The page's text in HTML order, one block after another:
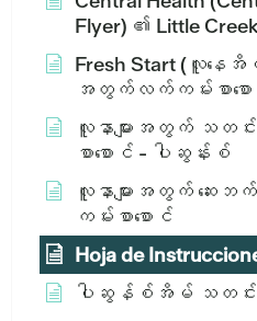
Flyer) ၏ Little
Fresh Start (လူနေ
အတွက်လက်ကမ်းစာစေ
လူနာများအတွက် သ
စာစောင် - ပါဆွန်းစ်
လူနာများအတွက် ဆေး
ကမ်းစာစောင်
Hoja de
ပါဆွန်စ်အိမ် သတင်